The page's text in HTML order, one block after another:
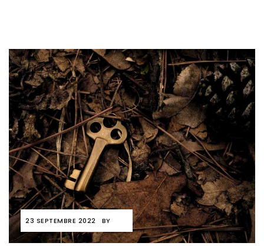
23 SEPTEMBRE 2022 BY